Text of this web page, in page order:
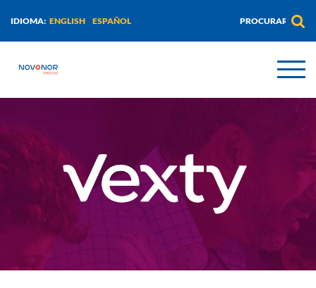
IDIOMA: ENGLISH ESPAÑOL